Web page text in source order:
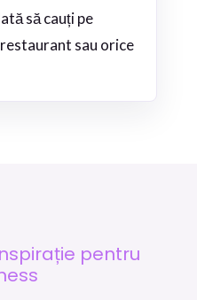
să cauți pe
sau orice
pentru